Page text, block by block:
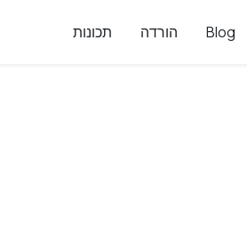
תכונות הורדה Blog